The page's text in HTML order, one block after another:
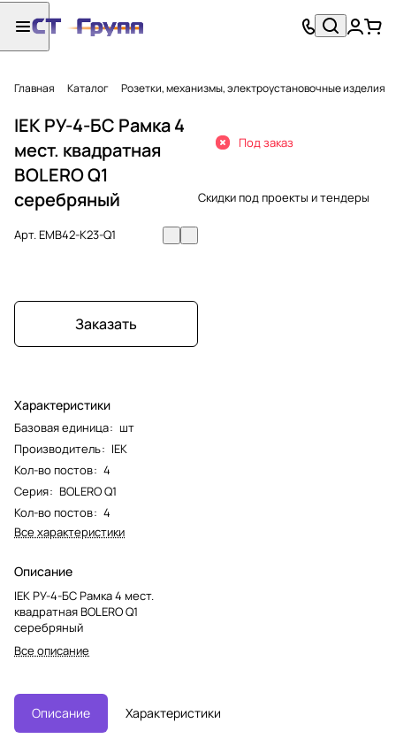
Главная Каталог Розетки, механизмы, электроустановочные изделия
IEK РУ-4-БС Рамка 4
мест. квадратная
BOLERO Q1
серебряный
Арт.EMB42-K23-Q1
Заказать
Характеристики
Базовая единица: шт
Производитель: IEK
Кол-во постов: 4
Серия: BOLERO Q1
Кол-во постов: 4
Все характеристики
Описание
IEK РУ-4-БС Рамка 4 мест.
квадратная BOLERO Q1
серебряный
Все описание
Под заказ
Скидки под проекты и тендеры
Описание Характеристики